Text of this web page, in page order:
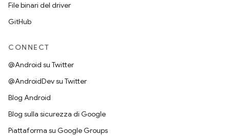
File binari del driver
GitHub
CONNECT
@Android su Twitter
@AndroidDev su Twitter
Blog Android
Blog sulla sicurezza di Google
Piattaforma su Google Groups